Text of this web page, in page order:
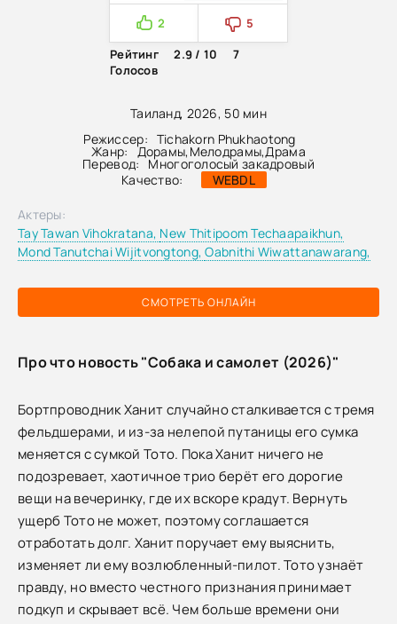
Таиланд, 2026, 50 мин
Режиссер: Tichakorn Phukhaotong
Жанр: Дорамы, Мелодрамы,Драма
Перевод: Многоголосый закадровый
Качество:
WEBDL
2
5
Рейтинг
2.9 / 10
7
Голосов
СМОТРЕТЬ ОНЛАЙН
Актеры:
Tay Tawan Vihokratana, New Thitipoom Techaapaikhun,
Mond Tanutchai Wijitvongtong,Oabnithi Wiwattanawarang,
Про что новость "Собака и самолет (2026)"
Бортпроводник Ханит случайно сталкивается с тремя
фельдшерами, и из-за нелепой путаницы его сумка
меняется с сумкой Тото. Пока Ханит ничего не
подозревает, хаотичное трио берёт его дорогие
вещи на вечеринку, где их вскоре крадут. Вернуть
ущерб Тото не может, поэтому соглашается
отработать долг. Ханит поручает ему выяснить,
изменяет ли ему возлюбленный-пилот. Тото узнаёт
правду, но вместо честного признания принимает
подкуп и скрывает всё. Чем больше времени они